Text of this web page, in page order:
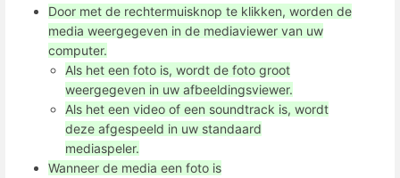
Door met de rechtermuisknop te klikken, worden de
media weergegeven in de mediaviewer van uw
computer.
Als het een foto is, wordt de foto groot
weergegeven in uw afbeeldingsviewer.
Als het een video of een soundtrack is, wordt
deze afgespeeld in uw standaard
mediaspeler.
Wanneer de media een foto is